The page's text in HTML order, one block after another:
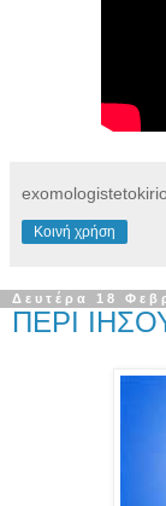
exomologistetokirio
Κοινή χρήση
Δευτέρα 18
ΠΕΡΙ